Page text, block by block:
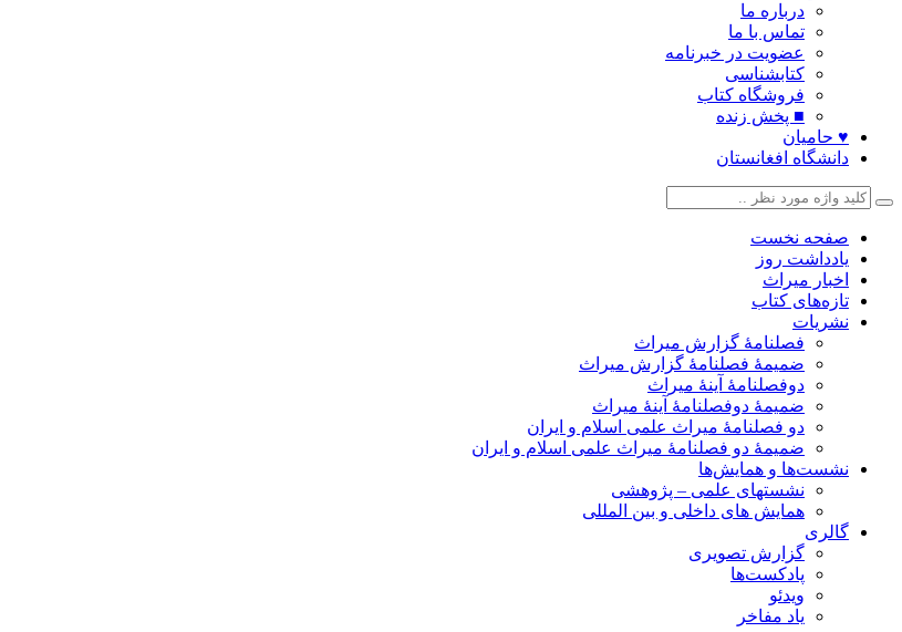
درباره ما
تماس با ما
عضویت در خبرنامه
کتابشناسی
فروشگاه کتاب
■ پخش زنده
♥ حامیان
دانشگاه افغانستان
صفحه نخست
یادداشت روز
اخبار میراث
تازه‌های کتاب
نشریات
فصلنامۀ گزارش میراث
ضمیمۀ فصلنامۀ گزارش میراث
دوفصلنامۀ آینۀ میراث
ضمیمۀ دوفصلنامۀ آینۀ میراث
دو فصلنامۀ میراث علمی اسلام و ایران
ضمیمۀ دو فصلنامۀ میراث علمی اسلام و ایران
نشست‌ها و همایش‌ها
نشستهای علمی – پژوهشی
همایش های داخلی و بین المللی
گالری
گزارش تصویری
پادکست‌ها
ویدئو
یاد مفاخر